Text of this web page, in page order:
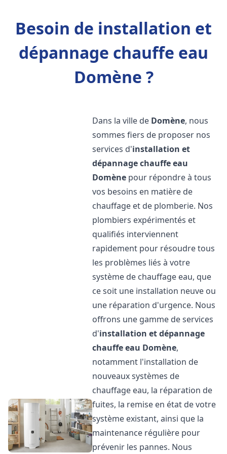
Besoin de installation et
dépannage chauffe eau
Domène ?
Dans la ville de Domène, nous
sommes fiers de proposer nos
services d'installation et
dépannage chauffe eau
Domène pour répondre à tous
vos besoins en matière de
chauffage et de plomberie. Nos
plombiers expérimentés et
qualifiés interviennent
rapidement pour résoudre tous
les problèmes liés à votre
système de chauffage eau, que
ce soit une installation neuve ou
une réparation d'urgence. Nous
offrons une gamme de services
d'installation et dépannage
chauffe eau Domène,
notamment l'installation de
nouveaux systèmes de
chauffage eau, la réparation de
fuites, la remise en état de votre
système existant, ainsi que la
maintenance régulière pour
prévenir les pannes. Nous